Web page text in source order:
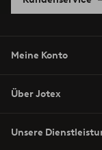
Meine Konto
Über Jotex
Unsere